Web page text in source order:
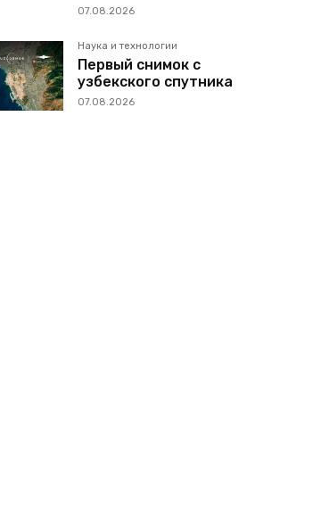
07.08.2026
Наука и технологии
Первый снимок с
узбекского спутника
07.08.2026